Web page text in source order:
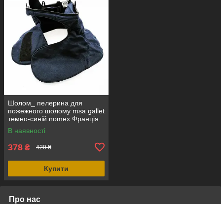
Шолом_ пелерина для
пожежного шолому msa gallet
темно-синій nomex Франція
В наявності
378 ₴ 420 ₴
Купити
Про нас